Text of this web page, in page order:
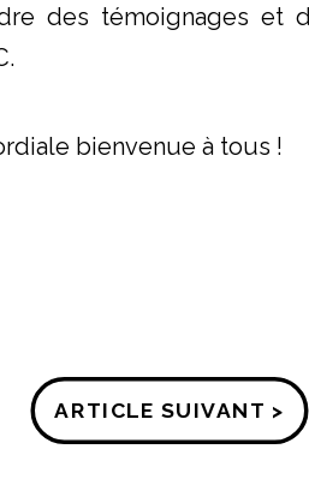
des témoignages et
bienvenue à tous !
ARTICLE SUIVANT >